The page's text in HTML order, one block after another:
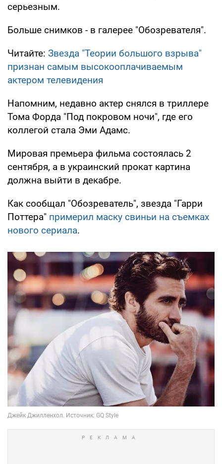
серьезным.
Больше снимков - в галерее "Обозревателя".
Читайте: Звезда "Теории большого взрыва"
признан самым высокооплачиваемым
актером телевидения
Напомним, недавно актер снялся в триллере
Тома Форда "Под покровом ночи", где его
коллегой стала Эми Адамс.
Мировая премьера фильма состоялась 2
сентября, а в украинский прокат картина
должна выйти в декабре.
Как сообщал "Обозреватель", звезда "Гарри
Поттера" примерил маску свиньи на съемках
нового сериала.